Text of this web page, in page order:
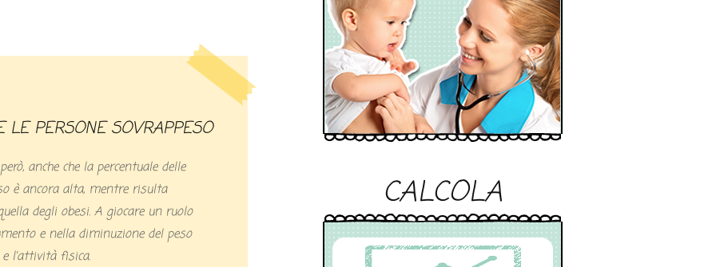
LE PERSONE SOVRAPPESO
anche che la percentuale delle
è ancora alta, mentre risulta
degli obesi. A giocare un ruolo
e nella diminuzione del peso
l’attività fisica.
CALCOLA